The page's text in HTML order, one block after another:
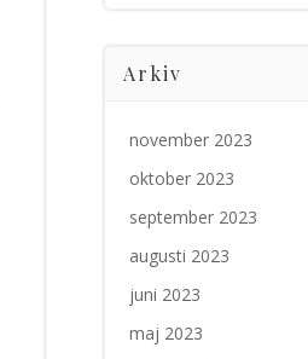
Arkiv
november 2023
oktober 2023
september 2023
augusti 2023
juni 2023
maj 2023